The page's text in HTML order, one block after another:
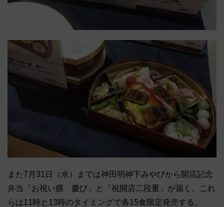
また7月31日（水）までは神田明神下みやびから開店記念
弁当「お祝い膳 慶び」と「祝開店二段重」が届く。これ
らは11時と13時のタイミングで各15食限定発売する。